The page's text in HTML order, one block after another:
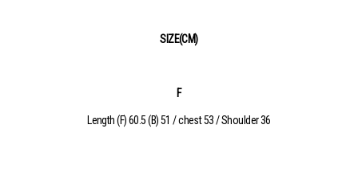
SIZE(CM)
F
Length (F) 60.5 (B) 51 / chest 53 / Shoulder 36